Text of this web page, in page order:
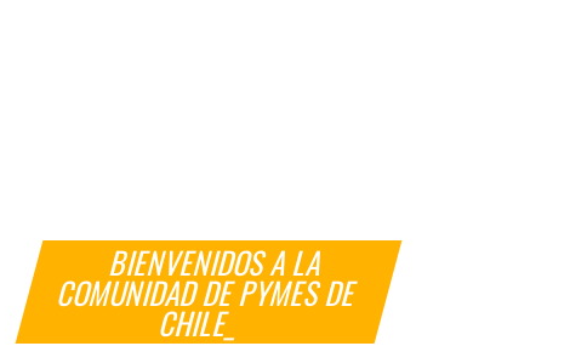
BIENVENIDOS A LA
COMUNIDAD DE PYMES DE
CHILE_